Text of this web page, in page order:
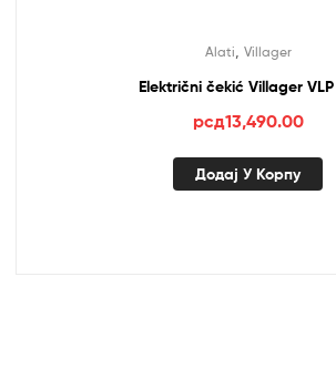
Alati Villager
Električni čekić Villager VLP
рсд13,490.00
Додај У Корпу